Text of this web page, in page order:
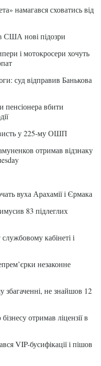
намагався сховатись від
США нові підозри
і мотокросери хочуть
суд відправив Банькова
пенсіонера вбити
у 225-му ОШП
отримав відзнаку
вуха Арахамії і Єрмака
83 підлеглих
кабінеті і
незаконне
збагаченні, не знайшов 12
отримав ліцензії в
VIP-бусифікації і пішов